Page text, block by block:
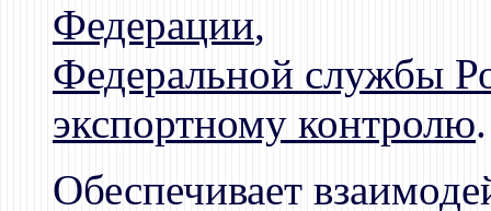
Федерации,
Федеральной службы
экспортному контролю.
Обеспечивает